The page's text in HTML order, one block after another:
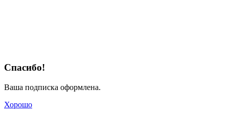
Спасибо!
Ваша подписка оформлена.
Хорошо